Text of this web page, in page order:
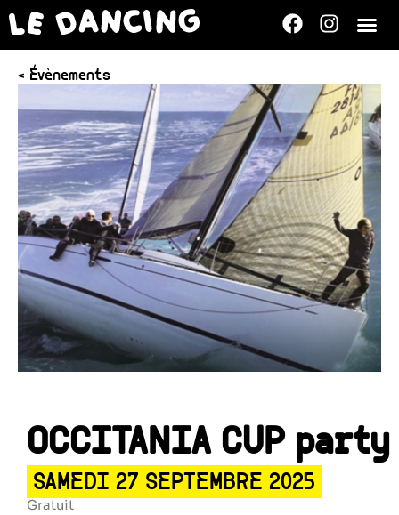
< Évènements
OCCITANIA CUP party
SAMEDI 27 SEPTEMBRE 2025
Gratuit